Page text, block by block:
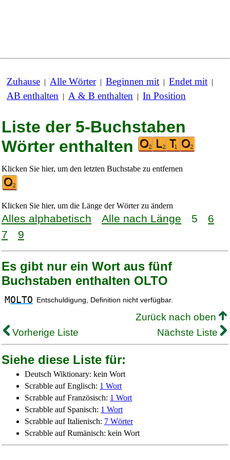
Zuhause | Alle Wörter| Beginnen mit | Endet mit |
AB enthalten | A & B enthalten | In Position
Liste der 5-Buchstaben
Wörter enthalten
Klicken Sie hier, um den letzten Buchstabe zu entfernen
Klicken Sie hier, um die Länge der Wörter zu ändern
Alles alphabetisch Alle nach Länge 5
6
7
9
Es gibt nur ein Wort aus fünf
Buchstaben enthalten OLTO
MOLTO Entschuldigung, Definition nicht verfügbar.
Zurück nach oben
Vorherige Liste
Nächste Liste
Siehe diese Liste für:
Deutsch Wiktionary: kein Wort
Scrabble auf Englisch: 1 Wort
Scrabble auf Französisch: 1 Wort
Scrabble auf Spanisch: 1 Wort
Scrabble auf Italienisch: 7 Wörter
Scrabble auf Rumänisch: kein Wort